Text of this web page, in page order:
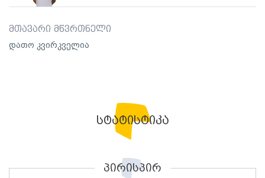
მთავარი მწვრთნელი
დათო კვირკველია
სტატისტიკა
პირისპირ